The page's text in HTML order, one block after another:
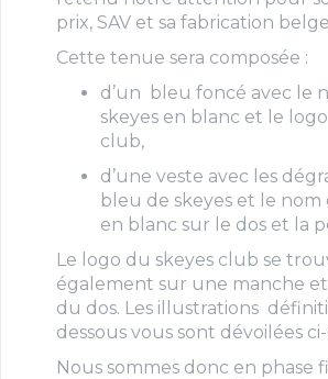
prix, SAV et sa fabrication
Cette tenue sera composée :
d’un bleu foncé avec le
skeyes en blanc et le
club,
d’une veste avec les
bleu de skeyes et le nom
en blanc sur le dos et la
Le logo du skeyes club se
également sur une manche et
du dos. Les illustrations
dessous vous sont dévoilées
Nous sommes donc en phase